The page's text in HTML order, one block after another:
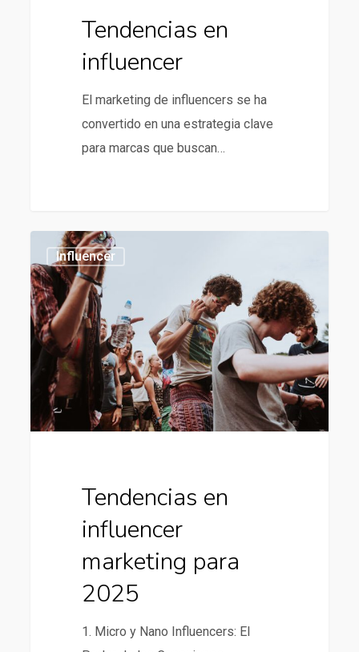
Tendencias en
influencer
El marketing de influencers se ha
convertido en una estrategia clave
para marcas que buscan…
Tendencias
en
influencer
marketing
para
2025
Influencer
Tendencias en
influencer
marketing para
2025
1. Micro y Nano Influencers: El